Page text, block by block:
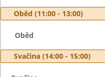
Oběd (11:00 - 13:00)
Oběd
Svačina (14:00 - 15:00)